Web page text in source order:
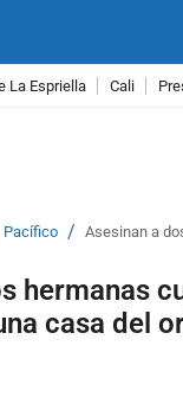
La Espriella Cali
Pacífico / Asesinan a
hermanas
casa del